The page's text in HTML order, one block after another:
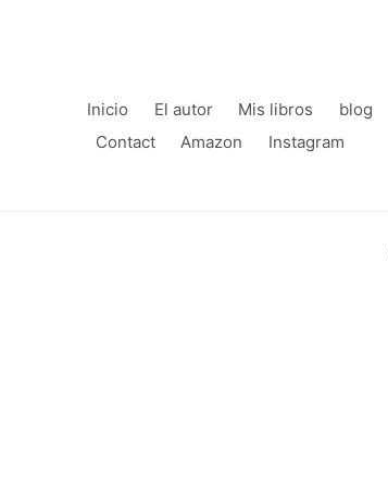
Inicio El autor Mis libros
blog
Contact
Amazon Instagram